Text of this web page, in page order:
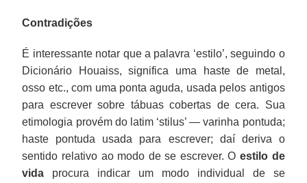
Contradições
É interessante notar que a palavra ‘estilo’, seguindo o
Dicionário Houaiss, significa uma haste de metal,
osso etc., com uma ponta aguda, usada pelos antigos
para escrever sobre tábuas cobertas de cera. Sua
etimologia provém do latim ‘stilus’ — varinha pontuda;
haste pontuda usada para escrever; daí deriva o
sentido relativo ao modo de se escrever. Oestilo de
vida procura indicar um modo individual de se